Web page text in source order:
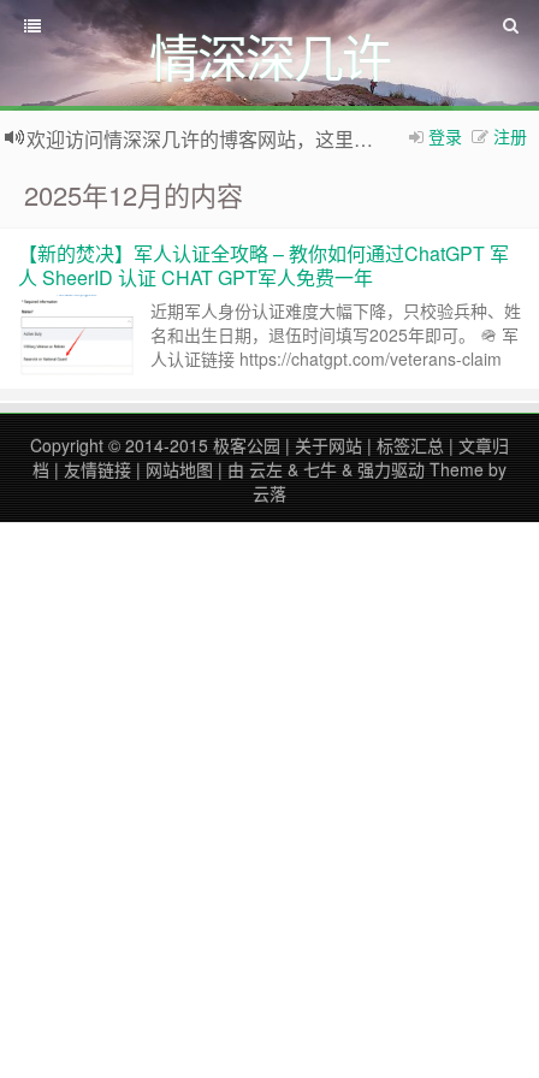
情深深几许
登录 注册
如果您觉得本站非常有看点，那么赶紧使用Ctrl+D 收藏本网站吧
2025年12月的内容
【新的焚决】军人认证全攻略 – 教你如何通过ChatGPT 军
人 SheerID 认证 CHAT GPT军人免费一年
近期军人身份认证难度大幅下降，只校验兵种、姓
名和出生日期，退伍时间填写2025年即可。 🪖 军
人认证链接 https://chatgpt.com/veterans-claim
“预备役” 2. 利用 ChatGPT、Grok、Gemini 等主
流 AI，输入提示词搜索公开退伍军人信息，例
如： ……继续阅读 »
Copyright © 2014-2015 极客公园 | 关于网站 | 标签汇总 | 文章归
档 | 友情链接 | 网站地图 | 由 云左 & 七牛 & 强力驱动 Theme by
云落